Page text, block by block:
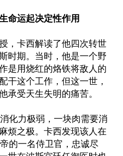
命运起决定性作用
，卡西解读了他四次转世
时期。当时，他是一个野
是用烧红的烙铁将敌人的
干这个工作，但这一世，
承受天生失明的痛苦。
化力极弱，一块肉需要消
烦之极。卡西发现该人在
的一名侍卫官，忠诚尽